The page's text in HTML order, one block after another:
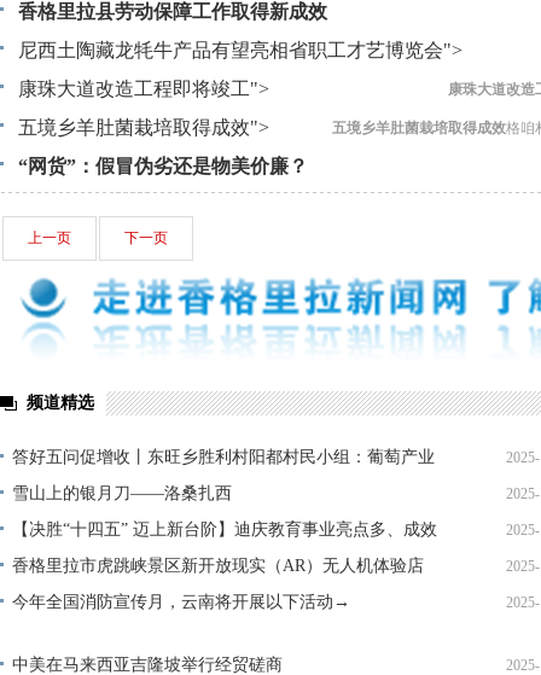
香格里拉县劳动保障工作取得新成效
尼西土陶藏龙牦牛产品有望亮相省职工才艺博览会">
尼西土陶藏龙牦牛产品有望亮相省
康珠大道改造工程即将竣工"> 康珠大道改造
五境乡羊肚菌栽培取得成效 格咱
"> 五境乡羊肚菌栽培取得成效
“网货”：假冒伪劣还是物美价廉？
上一页 下一页
频道精选
答好五问促增收丨东旺乡胜利村阳都村民小组：葡萄产业
铺就“甜蜜”增收路
雪山上的银月刀——洛桑扎西
【决胜“十四五” 迈上新台阶】迪庆教育事业亮点多、成效
显——培根铸魂育桃李
香格里拉市虎跳峡景区新开放现实（AR）无人机体验店
今年全国消防宣传月，云南将开展以下活动→
中美在马来西亚吉隆坡举行经贸磋商